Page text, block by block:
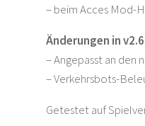
– beim Acces Mod-
Änderungen in
– Angepasst an den
– Verkehrsbots-
Getestet auf